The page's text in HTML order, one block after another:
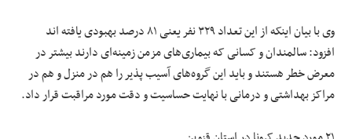
وی با بیان اینکه از این تعداد ۳۲۹ نفر یعنی ۸۱ درصد بهبودی یافته اند
افزود: سالمندان و کسانی که بیماری‌های مزمن زمینه‌ای دارند بیشتر در
معرض خطر هستند و باید این گروه‌های آسیب پذیر را هم در منزل و هم در
مراکز بهداشتی و درمانی با نهایت حساسیت و دقت مورد مراقبت قرار داد.